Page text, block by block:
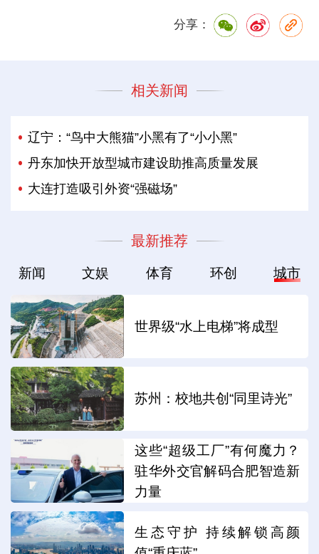
分享：
相关新闻
辽宁：“鸟中大熊猫”小黑有了“小小黑”
丹东加快开放型城市建设助推高质量发展
大连打造吸引外资“强磁场”
最新推荐
新闻 文娱 体育 环创 城市
世界级“水上电梯”将成型
苏州：校地共创“同里诗光”
这些“超级工厂”有何魔力？
驻华外交官解码合肥智造新
力量
生态守护 持续解锁高颜